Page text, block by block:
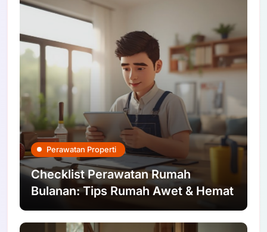
Perawatan Properti
Checklist Perawatan Rumah
Bulanan: Tips Rumah Awet & Hemat